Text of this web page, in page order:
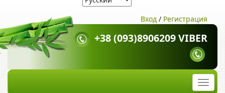
Вход / Регистрация
+38 (093)8906209 VIBER